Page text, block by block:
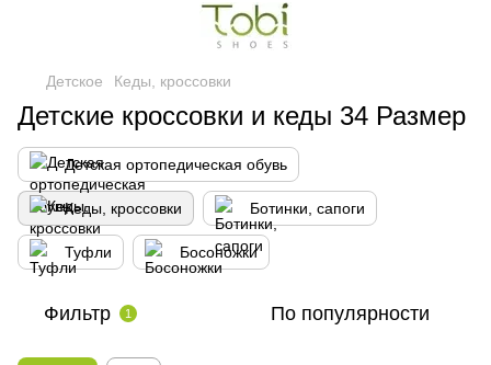
Детское Кеды, кроссовки
Детские кроссовки и кеды 34 Размер
Детская ортопедическая обувь
Кеды, кроссовки Ботинки, сапоги
Туфли Босоножки
Фильтр 1 По популярности